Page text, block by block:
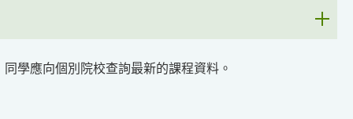
學應向個別院校查詢最新的課程資料。